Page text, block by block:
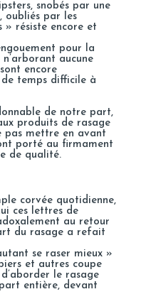
snobés par une
oubliés par les
» résiste encore et
pour la
aucune
encore
temps difficile à
de notre part,
produits de rasage
pas mettre en avant
porté au firmament
de qualité.
corvée quotidienne,
ces lettres de
au retour
du rasage a refait
se raser mieux »
et autres coupe
le rasage
entière, devant